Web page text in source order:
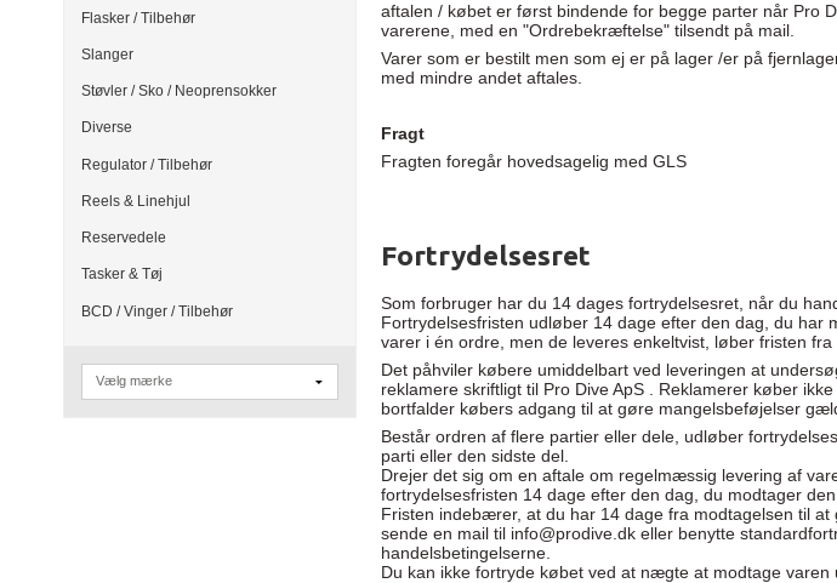
Flasker / Tilbehør
Slanger
Støvler / Sko / Neoprensokker
Diverse
Regulator / Tilbehør
Reels & Linehjul
Reservedele
Tasker & Tøj
BCD / Vinger / Tilbehør
aftalen / købet er først bindende for begge parter når Pro
varerene, med en "Ordrebekræftelse" tilsendt på mail.
Varer som er bestilt men som ej er på lager /er på
med mindre andet aftales.
Fragt
Fragten foregår hovedsagelig med GLS
Fortrydelsesret
Som forbruger har du 14 dages fortrydelsesret, når du
Fortrydelsesfristen udløber 14 dage efter den dag, du har
varer i én ordre, men de leveres enkeltvist, løber fristen
Det påhviler købere umiddelbart ved leveringen at
reklamere skriftligt til Pro Dive ApS . Reklamerer køber
bortfalder købers adgang til at gøre mangelsbeføjelser
Består ordren af flere partier eller dele, udløber
parti eller den sidste del.
Drejer det sig om en aftale om regelmæssig levering af
fortrydelsesfristen 14 dage efter den dag, du modtager
Fristen indebærer, at du har 14 dage fra modtagelsen til
sende en mail til info@prodive.dk eller benytte
handelsbetingelserne.
Du kan ikke fortryde købet ved at nægte at modtage varen